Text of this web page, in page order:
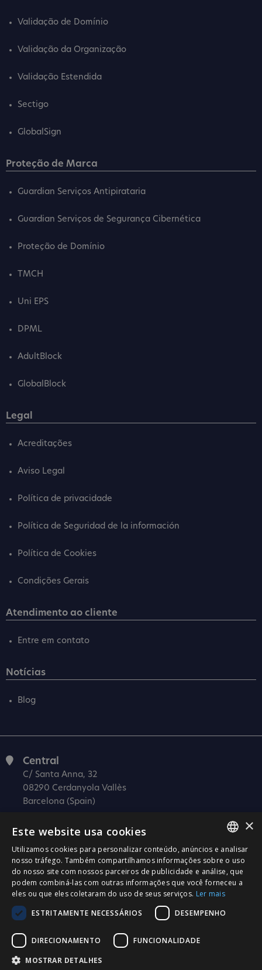
Validação de Domínio
Validação da Organização
Validação Estendida
Sectigo
GlobalSign
Proteção de Marca
Guardian Serviços Antipirataria
Guardian Serviços de Segurança Cibernética
Proteção de Domínio
TMCH
Uni EPS
DPML
AdultBlock
GlobalBlock
Legal
Acreditações
Aviso Legal
Política de privacidade
Política de Seguridad de la información
Política de Cookies
Condições Gerais
Atendimento ao cliente
Entre em contato
Notícias
Blog
Central
C/ Santa Anna, 32
08290 Cerdanyola Vallès
Barcelona (Spain)
C/ Josep Estivill, 11-13
08027 Barcelona
(Spain)
Madrid
C/ Méndez Álvaro 20, oficina 440
28045 Madrid
(Spain)
SPANISH
CATALÀ
ENGLISH
PORTUGUESE
×
Este website usa cookies
Utilizamos cookies para personalizar conteúdo, anúncios e analisar
nosso tráfego. Também compartilhamos informações sobre o uso
do nosso site com nossos parceiros de publicidade e análise, que
podem combiná-las com outras informações que você forneceu a
eles ou que eles coletaram do uso de seus serviços. Ler mais
ESTRITAMENTE NECESSÁRIOS
DESEMPENHO
DIRECIONAMENTO FUNCIONALIDADE
MOSTRAR DETALHES